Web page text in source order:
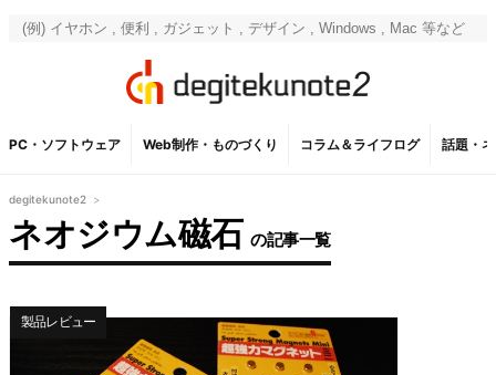
PC・ソフトウェア Web制作・ものづくり コラム＆ライフログ 話題・
degitekunote2 >
ネオジウム磁石 の記事一覧
製品レビュー